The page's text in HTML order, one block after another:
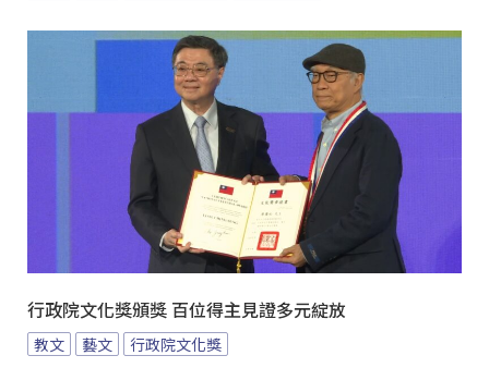
行政院文化獎頒獎 百位得主見證多元綻放
教文 藝文 行政院文化獎